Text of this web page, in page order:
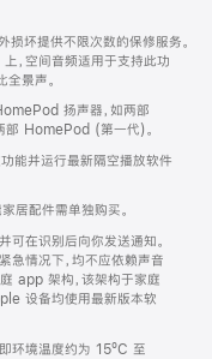
坏提供不限次数的保修服务。
空间音频适用于支持此功
景声。
扬声器，如两部
HomePod (第一代)。
能并运行最新隔空播放软件
居配件需单独购买。
可在识别后向你发送通知。
急情况下，均不应依赖声音
app 架构，该架构于家庭
设备均使用最新版本软
环境温度约为 15ºC 至